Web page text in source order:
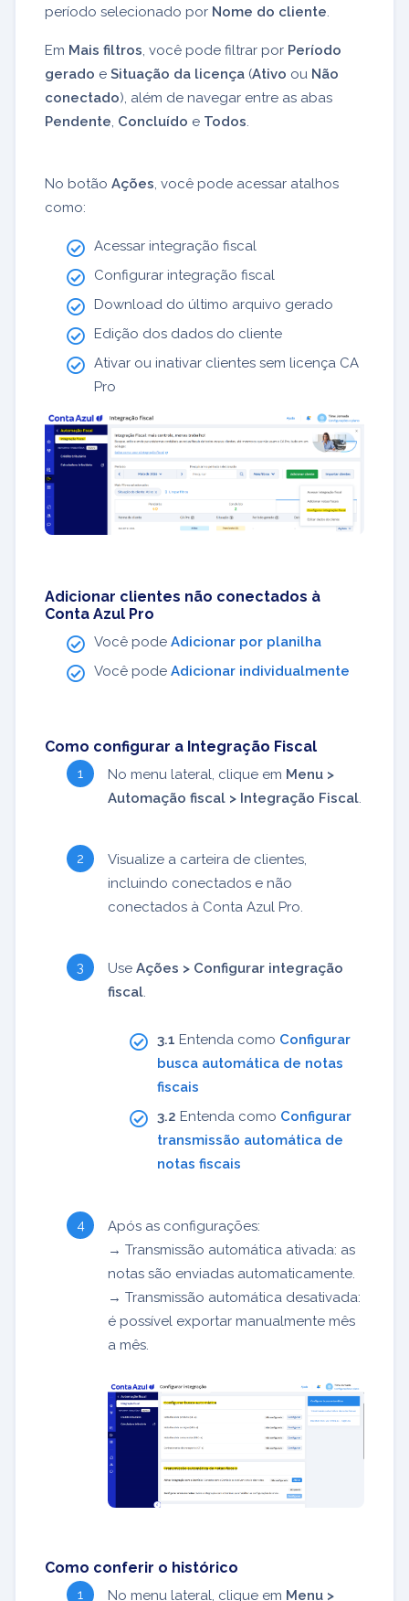
período selecionado por Nome do cliente.
Em Mais filtros, você pode filtrar por Período
gerado e Situação da licença (Ativo ou Não
conectado), além de navegar entre as abas
Pendente, Concluído e Todos.
No botão Ações, você pode acessar atalhos
como:
Acessar integração fiscal
Configurar integração fiscal
Download do último arquivo gerado
Edição dos dados do cliente
Ativar ou inativar clientes sem licença CA
Pro
Adicionar clientes não conectados à
Conta Azul Pro
Você pode Adicionar por planilha
Você pode Adicionar individualmente
Como configurar a Integração Fiscal
No menu lateral, clique em Menu >
Automação fiscal > Integração Fiscal
Visualize a carteira de clientes,
incluindo conectados e não
conectados à Conta Azul Pro.
Use Ações > Configurar integração
fiscal
3.1 Entenda como Configurar
busca automática de notas
fiscais
3.2 Entenda como Configurar
transmissão automática de
notas fiscais
Após as configurações:
→ Transmissão automática ativada: as
notas são enviadas automaticamente.
→ Transmissão automática desativada:
é possível exportar manualmente mês
a mês.
Como conferir o histórico
No menu lateral, clique em Menu >